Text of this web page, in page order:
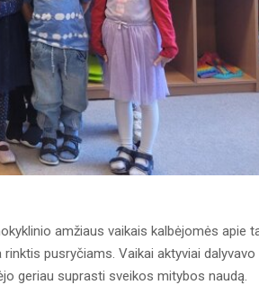
amžiaus vaikais kalbėjomės apie
pusryčiams. Vaikai aktyviai dalyvavo
geriau suprasti sveikos mitybos naudą.